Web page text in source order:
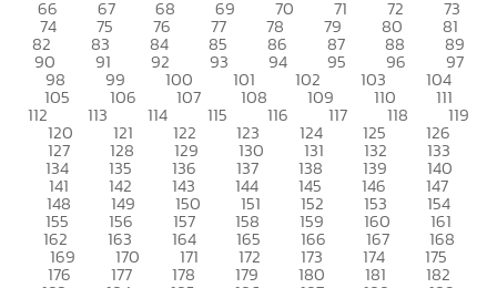
66 67 68 69 70 71 72 73
74 75 76 77 78 79 80 81
82 83 84 85 86 87 88 89
90 91 92 93 94 95 96 97
98 99 100 101 102 103 104
105 106 107 108 109 110 111
112 113 114 115 116 117 118 119
120 121 122 123 124 125 126
127 128 129 130 131 132 133
134 135 136 137 138 139 140
141 142 143 144 145 146 147
148 149 150 151 152 153 154
155 156 157 158 159 160 161
162 163 164 165 166 167 168
169 170 171 172 173 174 175
176 177 178 179 180 181 182